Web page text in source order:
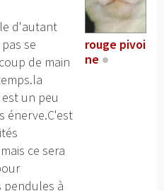
d'autant
se
de main
un peu
énerve.C'est
ce sera
pendules à
rouge pivoi
ne